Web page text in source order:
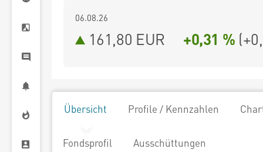
06.08.26
161,80 EUR +0,31 % (
Übersicht Profile / Kennzahlen
Fondsprofil Ausschüttungen